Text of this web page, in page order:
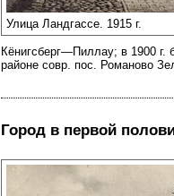
Улица Ландгассе. 1915 г.
Кёнигсберг—Пиллау; в 1900
районе совр. пос. Романово
Город в первой